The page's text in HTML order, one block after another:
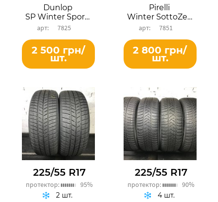
Dunlop
SP Winter Sport 4D
7825
2 500 грн/
шт.
Pirelli
Winter SottoZero 3
7851
2 800 грн/
шт.
225/55 R17
протектор: 95%
2 шт.
225/55 R17
протектор: 90%
4 шт.